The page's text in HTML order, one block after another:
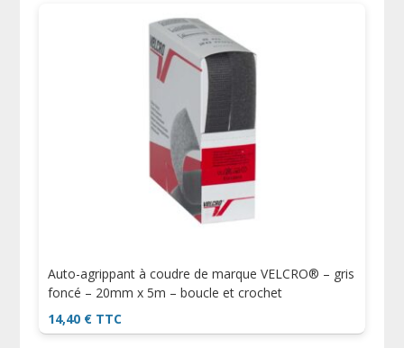
Auto-agrippant à coudre de marque VELCRO® – gris
foncé – 20mm x 5m – boucle et crochet
14,40 € TTC